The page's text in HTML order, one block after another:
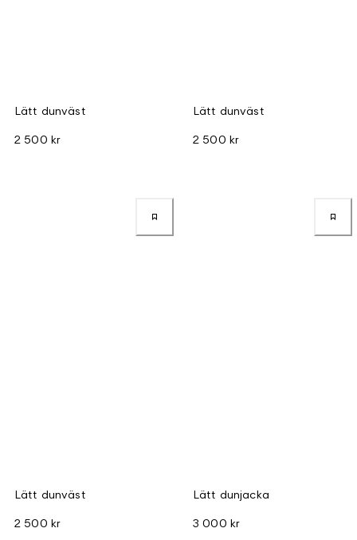
Lätt dunväst
2 500 kr
Lätt dunväst
2 500 kr
Lätt dunväst
2 500 kr
Lätt dunjacka
3 000 kr